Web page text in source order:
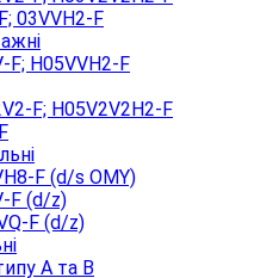
03VVH2-F
F; H05VVH2-F
F; H05V2V2H2-F
F (d/s OMY)
F (d/z)
F (d/z)
A та B